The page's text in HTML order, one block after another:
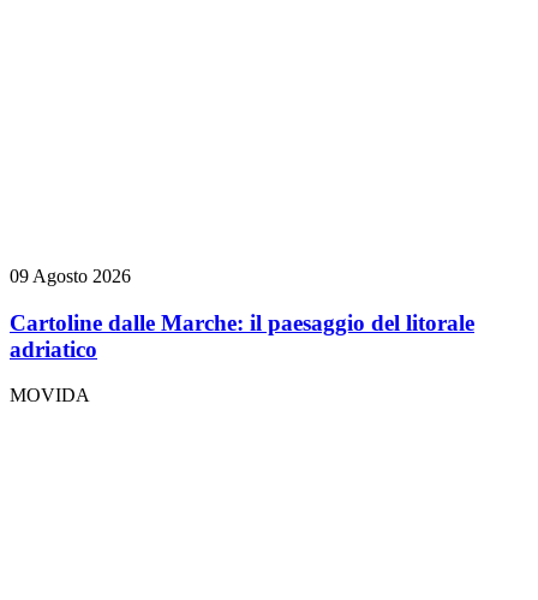
09 Agosto 2026
Cartoline dalle Marche: il paesaggio del litorale
adriatico
MOVIDA